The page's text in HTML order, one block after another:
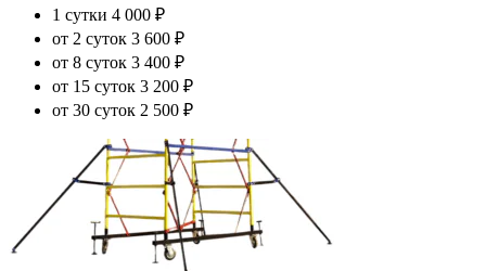
1 сутки 4 000 ₽
от 2 суток 3 600 ₽
от 8 суток 3 400 ₽
от 15 суток 3 200 ₽
от 30 суток 2 500 ₽